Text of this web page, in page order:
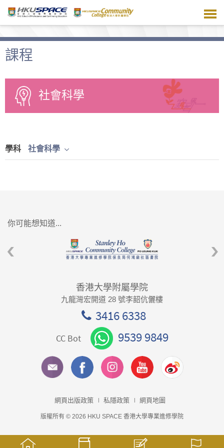
主
容課程
社會科學
學科 社會科學
你可能想知道...
香港大學附屬學院
九龍灣宏開道 28 號李韶伉儷樓
3416 6338
CC Bot 9539 9849
網頁出版政策 私隱政策 網頁地圖
版權所有 © 2026 HKU SPACE 香港大學專業進修學院